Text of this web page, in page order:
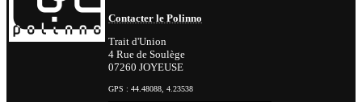
Contacter le Polinno
Trait d'Union
4 Rue de Soulège
07260 JOYEUSE
GPS : 44.48088, 4.23538